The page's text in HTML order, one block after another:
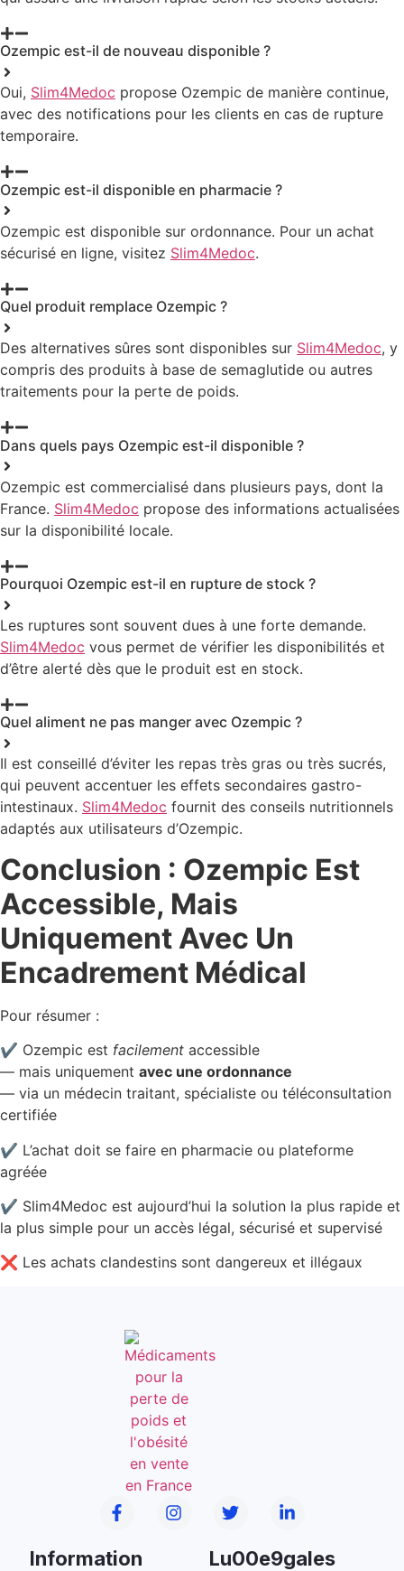
Ozempic est-il de nouveau disponible ?
Oui, Slim4Medoc propose Ozempic de manière continue,
avec des notifications pour les clients en cas de rupture
temporaire.
Ozempic est-il disponible en pharmacie ?
Ozempic est disponible sur ordonnance. Pour un achat
sécurisé en ligne, visitez Slim4Medoc.
Quel produit remplace Ozempic ?
Des alternatives sûres sont disponibles sur Slim4Medoc, y
compris des produits à base de semaglutide ou autres
traitements pour la perte de poids.
Dans quels pays Ozempic est-il disponible ?
Ozempic est commercialisé dans plusieurs pays, dont la
France. Slim4Medoc propose des informations actualisées
sur la disponibilité locale.
Pourquoi Ozempic est-il en rupture de stock ?
Les ruptures sont souvent dues à une forte demande.
Slim4Medoc vous permet de vérifier les disponibilités et
d’être alerté dès que le produit est en stock.
Quel aliment ne pas manger avec Ozempic ?
Il est conseillé d’éviter les repas très gras ou très sucrés,
qui peuvent accentuer les effets secondaires gastro-
intestinaux. Slim4Medoc fournit des conseils nutritionnels
adaptés aux utilisateurs d’Ozempic.
Conclusion : Ozempic Est
Accessible, Mais
Uniquement Avec Un
Encadrement Médical
Pour résumer :
✔ Ozempic est facilement accessible
— mais uniquement avec une ordonnance
— via un médecin traitant, spécialiste ou téléconsultation
certifiée
✔ L’achat doit se faire en pharmacie ou plateforme
agréée
✔ Slim4Medoc est aujourd’hui la solution la plus rapide et
la plus simple pour un accès légal, sécurisé et supervisé
❌ Les achats clandestins sont dangereux et illégaux
Information Lu00e9gales